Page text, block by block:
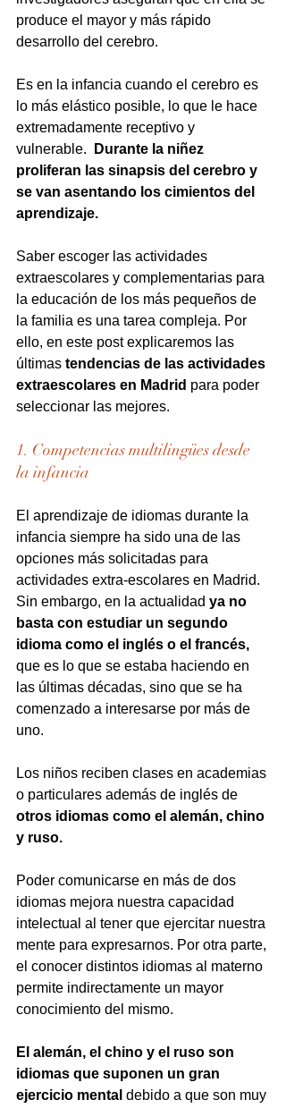
produce el mayor y más rápido
desarrollo del cerebro.
Es en la infancia cuando el cerebro es
lo más elástico posible, lo que le hace
extremadamente receptivo y
vulnerable.
Durante la niñez
proliferan las sinapsis del cerebro y
se van asentando los cimientos del
aprendizaje.
Saber escoger las actividades
extraescolares y complementarias para
la educación de los más pequeños de
la familia es una tarea compleja. Por
ello, en este post explicaremos las
últimas tendencias de las actividades
extraescolares en Madrid para poder
seleccionar las mejores.
1. Competencias multilingües desde
la infancia
El aprendizaje de idiomas durante la
infancia siempre ha sido una de las
opciones más solicitadas para
actividades extra-escolares en Madrid.
Sin embargo, en la actualidad ya no
basta con estudiar un segundo
idioma como el inglés o el francés,
que es lo que se estaba haciendo en
las últimas décadas, sino que se ha
comenzado a interesarse por más de
uno.
Los niños reciben clases en academias
o particulares además de inglés de
otros idiomas como el alemán, chino
y ruso.
Poder comunicarse en más de dos
idiomas mejora nuestra capacidad
intelectual al tener que ejercitar nuestra
mente para expresarnos. Por otra parte,
el conocer distintos idiomas al materno
permite indirectamente un mayor
conocimiento del mismo.
El alemán, el chino y el ruso son
idiomas que suponen un gran
ejercicio mental debido a que son muy